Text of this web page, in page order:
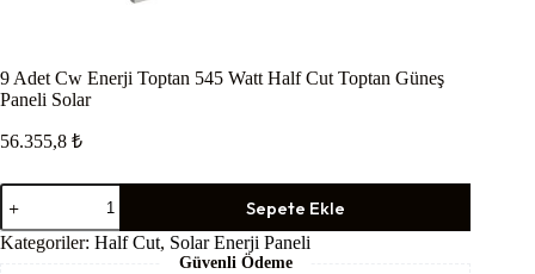
9 Adet Cw Enerji Toptan 545 Watt Half Cut Toptan Güneş
Paneli Solar
56.355,8 ₺
9
Adet
Cw
Enerji
Sepete Ekle
Kategoriler: Half Cut, Solar Enerji Paneli
Güvenli Ödeme